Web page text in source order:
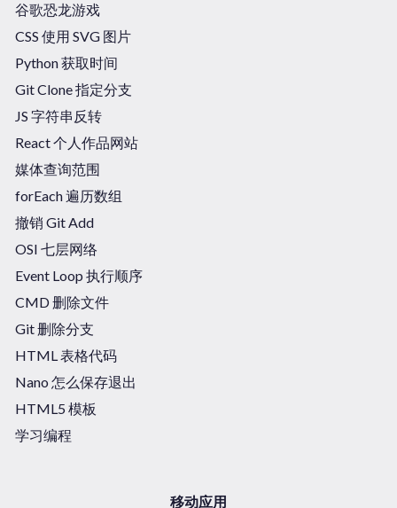
谷歌恐龙游戏
CSS 使用 SVG 图片
Python 获取时间
Git Clone 指定分支
JS 字符串反转
React 个人作品网站
媒体查询范围
forEach 遍历数组
撤销 Git Add
OSI 七层网络
Event Loop 执行顺序
CMD 删除文件
Git 删除分支
HTML 表格代码
Nano 怎么保存退出
HTML5 模板
学习编程
移动应用